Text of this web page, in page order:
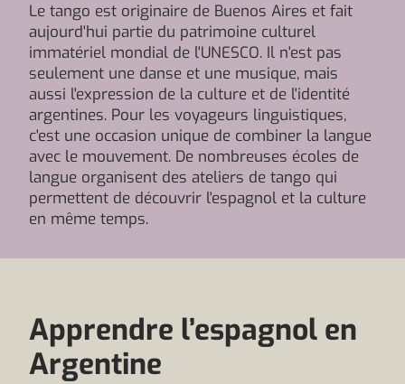
Le tango est originaire de Buenos Aires et fait
aujourd'hui partie du patrimoine culturel
immatériel mondial de l'UNESCO. Il n'est pas
seulement une danse et une musique, mais
aussi l'expression de la culture et de l'identité
argentines. Pour les voyageurs linguistiques,
c'est une occasion unique de combiner la langue
avec le mouvement. De nombreuses écoles de
langue organisent des ateliers de tango qui
permettent de découvrir l'espagnol et la culture
en même temps.
Apprendre l’espagnol en
Argentine